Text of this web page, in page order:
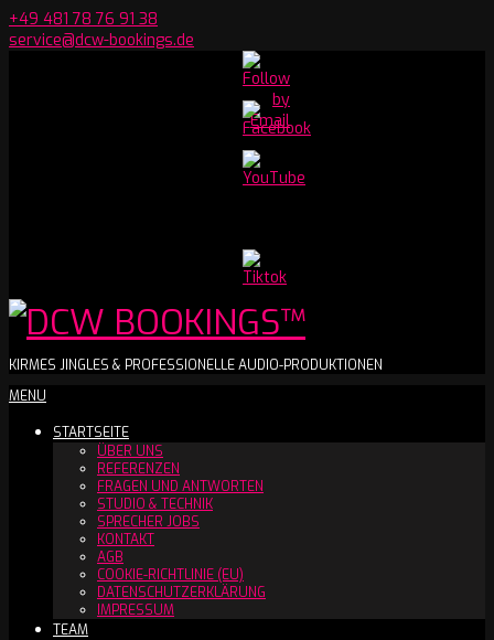
Skip
to
+49 481 78 76 91 38
service@dcw-bookings.de
Youtube
Channel
DCW
BOOKINGS™
KIRMES JINGLES & PROFESSIONELLE AUDIO-PRODUKTIONEN
Secondary
Menu
MENU
STARTSEITE
ÜBER UNS
REFERENZEN
FRAGEN UND ANTWORTEN
STUDIO & TECHNIK
SPRECHER JOBS
KONTAKT
AGB
COOKIE-RICHTLINIE (EU)
DATENSCHUTZERKLÄRUNG
IMPRESSUM
TEAM